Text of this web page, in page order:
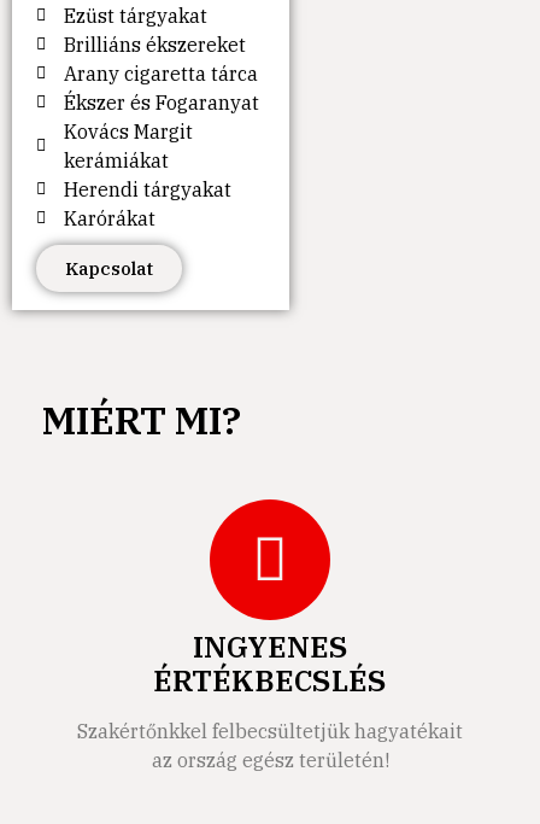
Ezüst tárgyakat
Brilliáns ékszereket
Arany cigaretta tárca
Ékszer és Fogaranyat
Kovács Margit
kerámiákat
Herendi tárgyakat
Karórákat
Kapcsolat
MIÉRT MI?
INGYENES
ÉRTÉKBECSLÉS
Szakértőnkkel felbecsültetjük hagyatékait
az ország egész területén!